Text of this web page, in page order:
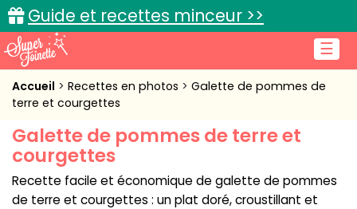
☰
Guide et recettes minceur >>
Accueil
Cuisine pratique
L'actu cuisine
Accueil Recettes en photos
Galette de pommes de
terre et courgettes
Galette de pommes de terre et
courgettes
Recette facile et économique de galette de pommes
de terre et courgettes : un plat doré, croustillant et